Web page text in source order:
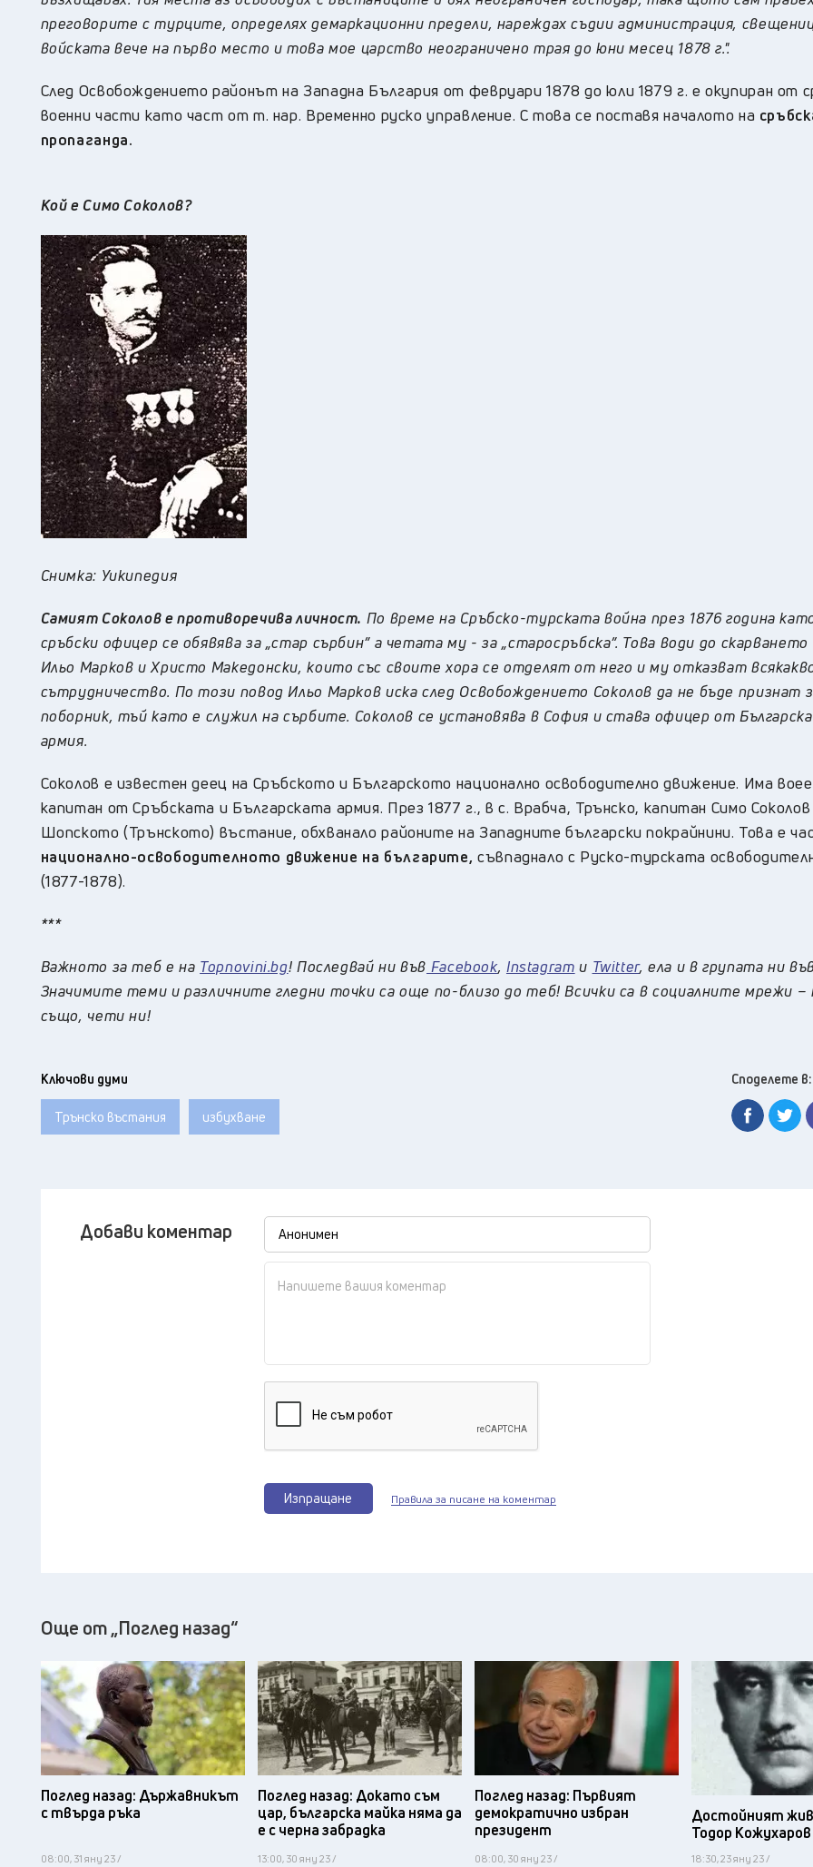
преговорите с турците, определях демаркационни предели, нареждах съдии администрация,
войската вече на първо место и това мое царство неограничено трая до юни месец 1878 г.".
След Освобождението районът на Западна България от февруари 1878 до юли 1879 г. е окупиран от
военни части като част от т. нар. Временно руско управление. С това се поставя началото на
пропаганда.
Кой е Симо Соколов?
Снимка: Уикипедия
Самият Соколов е противоречива личност. По време на Сръбско-турската война през 1876 година
сръбски офицер се обявява за „стар сърбин” а четата му - за „старосръбска”. Това води до скарването
Ильо Марков и Христо Македонски, които със своите хора се отделят от него и му отказват
сътрудничество. По този повод Ильо Марков иска след Освобождението Соколов да не бъде признат
поборник, тъй като е служил на сърбите. Соколов се установява в София и става офицер от
армия.
Соколов е известен деец на Сръбското и Българското национално освободително движение. Има
капитан от Сръбската и Българската армия. През 1877 г., в с. Врабча, Трънско, капитан Симо Соколов
Шопското (Трънското) въстание, обхванало районите на Западните български покрайнини. Това е
национално-освободителното движение на българите, съвпаднало с Руско-турската
(1877-1878).
***
Важното за теб е на Topnovini.bg! Последвай ни във Facebook, Instagram и Twitter, ела и в групата ни
Значимите теми и различните гледни точки са още по-близо до теб! Всички са в социалните мрежи –
също, чети ни!
Ключови думи
Трънско въстания избухване
Споделете в:
Добави коментар
Изпращане Правила за писане на коментар
Още от „Поглед назад“
Поглед назад: Държавникът
с твърда ръка
08:00, 31 яну 23 /
Поглед назад: Докато съм
цар, българска майка няма да
е с черна забрадка
13:00, 30 яну 23 /
Поглед назад: Първият
демократично избран
президент
08:00, 30 яну 23 /
Достойният
Тодор Кожухаров
18:30, 23 яну 23 /